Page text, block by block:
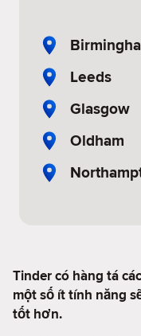
Leeds
Glasgow
Oldham
Tinder có hàng tá
một số ít tính năng
tốt hơn.